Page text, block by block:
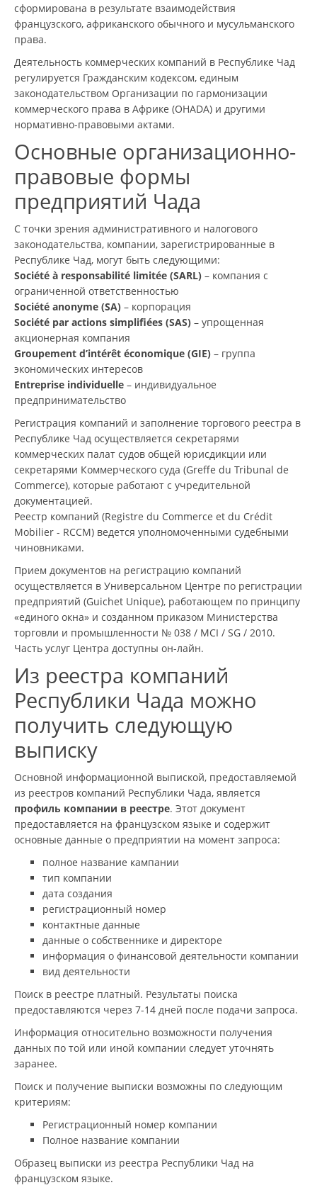
сформирована в результате взаимодействия
французского, африканского обычного и мусульманского
права.
Деятельность коммерческих компаний в Республике Чад
регулируется Гражданским кодексом, единым
законодательством Организации по гармонизации
коммерческого права в Африке (OHADA) и другими
нормативно-правовыми актами.
Основные организационно-
правовые формы
предприятий Чада
С точки зрения административного и налогового
законодательства, компании, зарегистрированные в
Республике Чад, могут быть следующими:
Société à responsabilité limitée (SARL) – компания с
ограниченной ответственностью
Société anonyme (SA) – корпорация
Société par actions simplifiées (SAS) – упрощенная
акционерная компания
Groupement d’intérêt économique (GIE) – группа
экономических интересов
Entreprise individuelle – индивидуальное
предпринимательство
Регистрация компаний и заполнение торгового реестра в
Республике Чад осуществляется секретарями
коммерческих палат судов общей юрисдикции или
секретарями Коммерческого суда (Greffe du Tribunal de
Commerce), которые работают с учредительной
документацией.
Реестр компаний (Registre du Commerce et du Crédit
Mobilier - RCCM) ведется уполномоченными судебными
чиновниками.
Прием документов на регистрацию компаний
осуществляется в Универсальном Центре по регистрации
предприятий (Guichet Unique), работающем по принципу
«единого окна» и созданном приказом Министерства
торговли и промышленности № 038 / MCI / SG / 2010.
Часть услуг Центра доступны он-лайн.
Из реестра компаний
Республики Чада можно
получить следующую
выписку
Основной информационной выпиской, предоставляемой
из реестров компаний Республики Чада, является
профиль компании в реестре. Этот документ
предоставляется на французском языке и содержит
основные данные о предприятии на момент запроса:
полное название кампании
тип компании
дата создания
регистрационный номер
контактные данные
данные о собственнике и директоре
информация о финансовой деятельности компании
вид деятельности
Поиск в реестре платный. Результаты поиска
предоставляются через 7-14 дней после подачи запроса.
Информация относительно возможности получения
данных по той или иной компании следует уточнять
заранее.
Поиск и получение выписки возможны по следующим
критериям:
Регистрационный номер компании
Полное название компании
Образец выписки из реестра Республики Чад на
французском языке.